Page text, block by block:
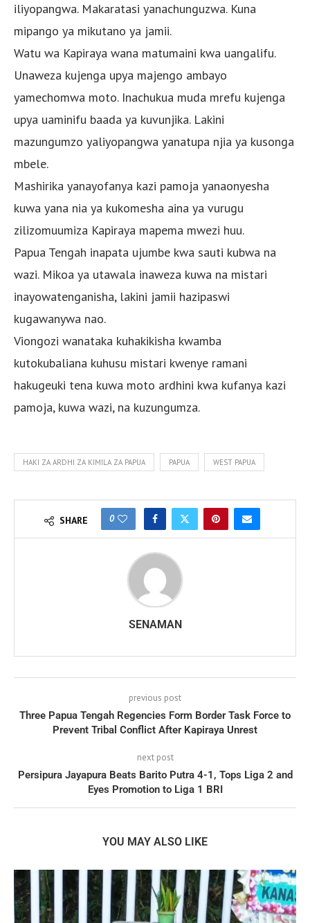
iliyopangwa. Makaratasi yanachunguzwa. Kuna
mipango ya mikutano ya jamii.
Watu wa Kapiraya wana matumaini kwa uangalifu.
Unaweza kujenga upya majengo ambayo
yamechomwa moto. Inachukua muda mrefu kujenga
upya uaminifu baada ya kuvunjika. Lakini
mazungumzo yaliyopangwa yanatupa njia ya kusonga
mbele.
Mashirika yanayofanya kazi pamoja yanaonyesha
kuwa yana nia ya kukomesha aina ya vurugu
zilizomuumiza Kapiraya mapema mwezi huu.
Papua Tengah inapata ujumbe kwa sauti kubwa na
wazi. Mikoa ya utawala inaweza kuwa na mistari
inayowatenganisha, lakini jamii hazipaswi
kugawanywa nao.
Viongozi wanataka kuhakikisha kwamba
kutokubaliana kuhusu mistari kwenye ramani
hakugeuki tena kuwa moto ardhini kwa kufanya kazi
pamoja, kuwa wazi, na kuzungumza.
HAKI ZA ARDHI ZA KIMILA ZA PAPUA PAPUA WEST PAPUA
SHARE 0
SENAMAN
previous post
Three Papua Tengah Regencies Form Border Task Force to
Prevent Tribal Conflict After Kapiraya Unrest
next post
Persipura Jayapura Beats Barito Putra 4-1, Tops Liga 2 and
Eyes Promotion to Liga 1 BRI
YOU MAY ALSO LIKE